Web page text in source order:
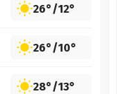
26°/12°
26°/10°
28°/13°